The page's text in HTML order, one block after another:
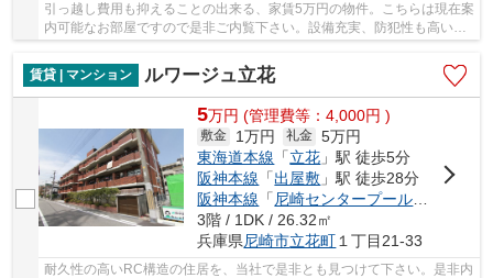
引っ越し費用も抑えることの出来る、家賃5万円の物件。こちらは現在案
内可能なお部屋ですので是非ご内覧下さい。設備充実、防犯性も高いお
賃貸 | マンション
ルワージュ立花
5万円 (管理費等：4,000円 )
敷金 1万円 礼金 5万円
東海道本線 「立花 」駅 徒歩5分
阪神本線 「出屋敷 」駅 徒歩28分
阪神本線 「 尼崎センタープール前
3階 / 1DK / 26.32㎡
兵庫県尼崎市立花町 １丁目21-33
耐久性の高いRC構造の住居を、当社で是非とも見つけて下さい。是非内